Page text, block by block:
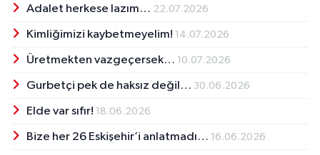
Adalet herkese lazım… 22.07.2026
Kimliğimizi kaybetmeyelim! 14.07.2026
Üretmekten vazgeçersek… 10.07.2026
Gurbetçi pek de haksız değil… 30.06.2026
Elde var sıfır! 18.06.2026
Bize her 26 Eskişehir’i anlatmadı… 16.06.2026